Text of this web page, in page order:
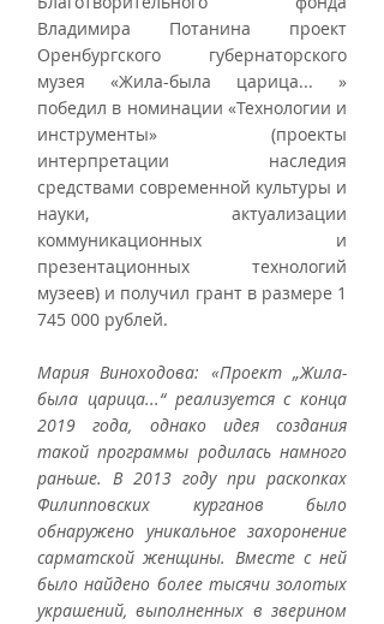
Владимира Потанина проект
Оренбургского губернаторского
музея «Жила-была царица... »
победил в номинации «Технологии и
инструменты» (проекты
интерпретации наследия
средствами современной культуры и
науки, актуализации
коммуникационных и
презентационных технологий
музеев) и получил грант в размере 1
745 000 рублей.
Мария Виноходова: «Проект „Жила-
была царица...“ реализуется с конца
2019 года, однако идея создания
такой программы родилась намного
раньше. В 2013 году при раскопках
Филипповских курганов было
обнаружено уникальное захоронение
сарматской женщины. Вместе с ней
было найдено более тысячи золотых
украшений, выполненных в зверином